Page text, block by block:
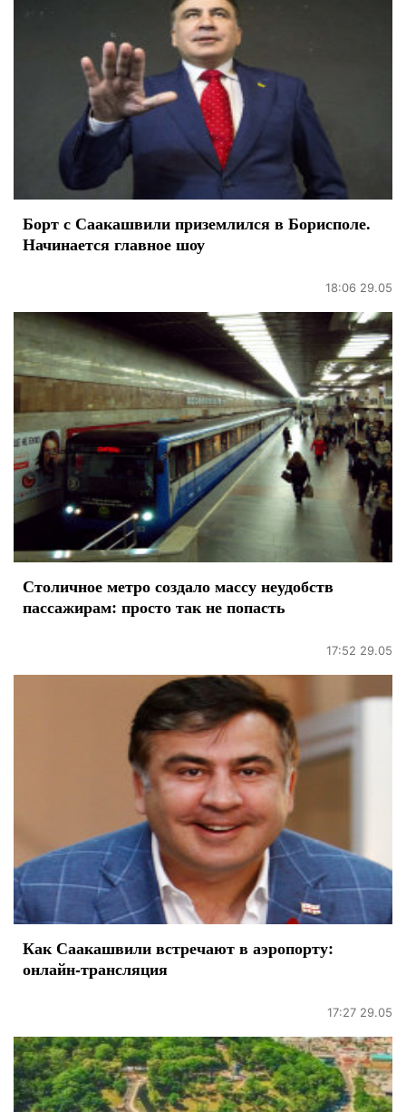
Борт с Саакашвили приземлился в Борисполе.
Начинается главное шоу
18:06 29.05
Столичное метро создало массу неудобств
пассажирам: просто так не попасть
17:52 29.05
Как Саакашвили встречают в аэропорту:
онлайн-трансляция
17:27 29.05